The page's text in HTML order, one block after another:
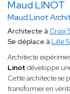
Maud LINOT
Maud Linot
Architecte à Croix
Se déplace à Lille
Architecte
Linot développe
Cette architecte se
transformer en